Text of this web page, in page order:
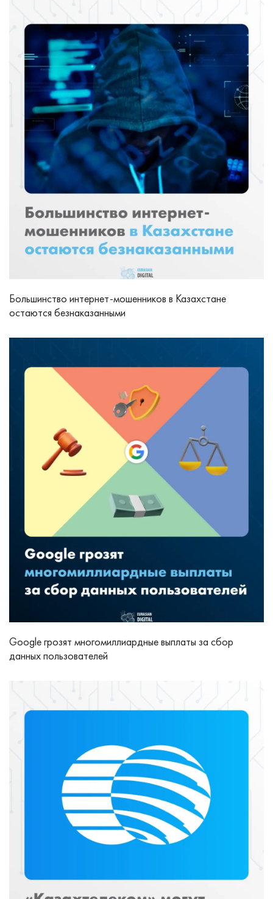
Большинство интернет-мошенников в Казахстане
остаются безнаказанными
Google грозят многомиллиардные выплаты за сбор
данных пользователей